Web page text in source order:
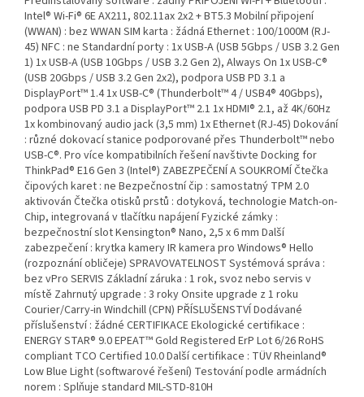
Intel® Wi-Fi® 6E AX211, 802.11ax 2x2 + BT5.3 Mobilní připojení
(WWAN) : bez WWAN SIM karta : žádná Ethernet : 100/1000M (RJ-
45) NFC : ne Standardní porty : 1x USB-A (USB 5Gbps / USB 3.2 Gen
1) 1x USB-A (USB 10Gbps / USB 3.2 Gen 2), Always On 1x USB-C®
(USB 20Gbps / USB 3.2 Gen 2x2), podpora USB PD 3.1 a
DisplayPort™ 1.4 1x USB-C® (Thunderbolt™ 4 / USB4® 40Gbps),
podpora USB PD 3.1 a DisplayPort™ 2.1 1x HDMI® 2.1, až 4K/60Hz
1x kombinovaný audio jack (3,5 mm) 1x Ethernet (RJ-45) Dokování
: různé dokovací stanice podporované přes Thunderbolt™ nebo
USB-C®. Pro více kompatibilních řešení navštivte Docking for
ThinkPad® E16 Gen 3 (Intel®) ZABEZPEČENÍ A SOUKROMÍ Čtečka
čipových karet : ne Bezpečnostní čip : samostatný TPM 2.0
aktivován Čtečka otisků prstů : dotyková, technologie Match-on-
Chip, integrovaná v tlačítku napájení Fyzické zámky :
bezpečnostní slot Kensington® Nano, 2,5 x 6 mm Další
zabezpečení : krytka kamery IR kamera pro Windows® Hello
(rozpoznání obličeje) SPRAVOVATELNOST Systémová správa :
bez vPro SERVIS Základní záruka : 1 rok, svoz nebo servis v
místě Zahrnutý upgrade : 3 roky Onsite upgrade z 1 roku
Courier/Carry-in Windchill (CPN) PŘÍSLUŠENSTVÍ Dodávané
příslušenství : žádné CERTIFIKACE Ekologické certifikace :
ENERGY STAR® 9.0 EPEAT™ Gold Registered ErP Lot 6/26 RoHS
compliant TCO Certified 10.0 Další certifikace : TÜV Rheinland®
Low Blue Light (softwarové řešení) Testování podle armádních
norem : Splňuje standard MIL-STD-810H